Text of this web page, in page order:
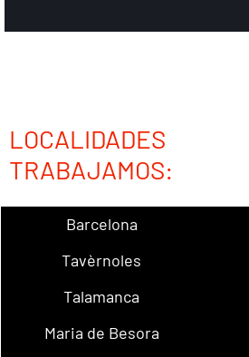
TRABAJAMOS:
Barcelona
Tavèrnoles
Talamanca
Maria de Besora